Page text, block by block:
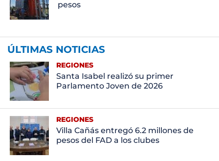
pesos
ÚLTIMAS NOTICIAS
REGIONES
Santa Isabel realizó su primer
Parlamento Joven de 2026
REGIONES
Villa Cañás entregó 6.2 millones de
pesos del FAD a los clubes